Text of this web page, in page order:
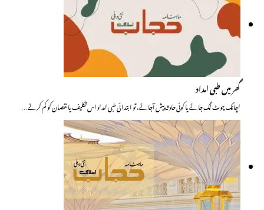
گھر میں طبی امداد
اچانک چوٹ لگ جائے یا کوئی حادثہ پیش آجائے، تو ابتدائی طبی امداد اس تکلیف یا نقصان کو کم کرنے…